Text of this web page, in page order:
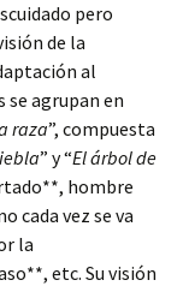
pero
de la
al
se agrupan en
raza”, compuesta
” y “El árbol de
hombre
cada vez se va
la
etc. Su visión